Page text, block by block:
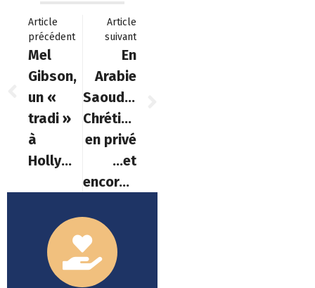
Article
précédent
Mel
Gibson,
un «
tradi »
à
Hollywood
Article
suivant
En
Arabie
Saoudite,
Chrétiens
en privé
…et
encore…